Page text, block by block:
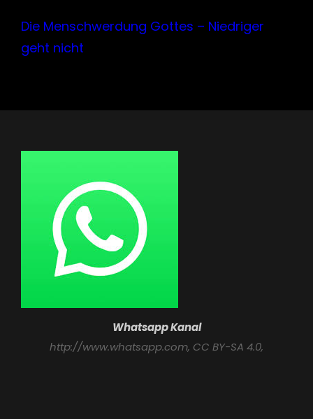
Die Menschwerdung Gottes – Niedriger
geht nicht
Whatsapp Kanal
http://www.whatsapp.com, CC BY-SA 4.0,